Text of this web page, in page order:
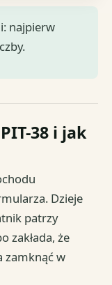
najpierw
38 i jak
Dzieje
patrzy
zakłada, że
zamknąć w